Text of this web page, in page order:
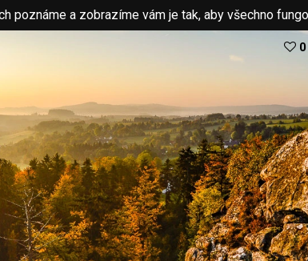
poznáme a zobrazíme vám je tak, aby všechno
0